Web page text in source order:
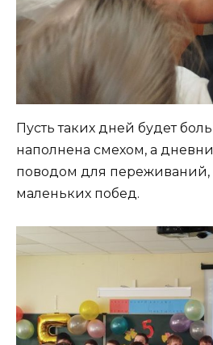
Пусть таких дней будет
наполнена смехом, а
поводом для переживаний,
маленьких побед.